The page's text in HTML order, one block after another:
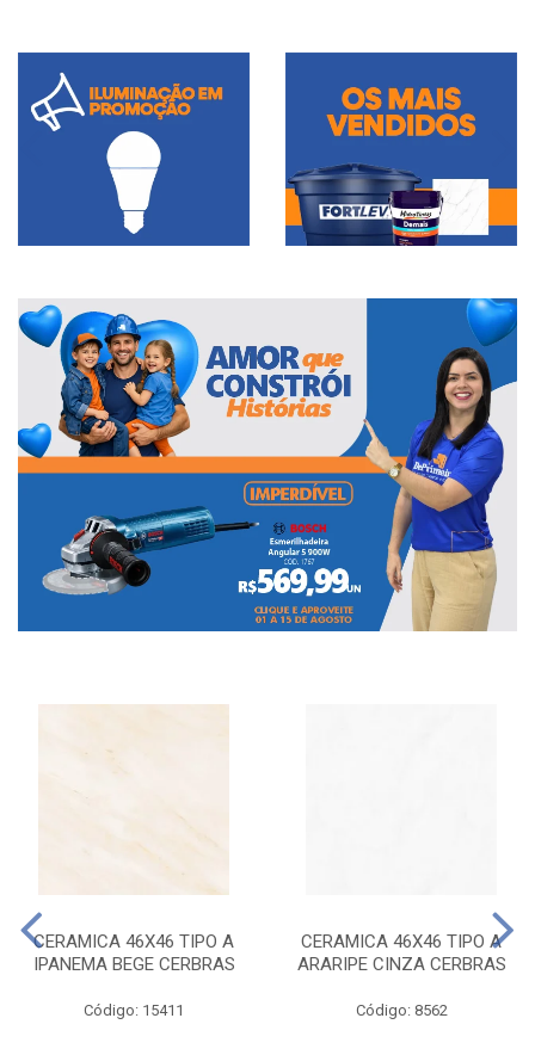
CERAMICA 46X46 TIPO A
IPANEMA BEGE CERBRAS
Código: 15411
CERAMICA 46X46 TIPO A
ARARIPE CINZA CERBRAS
Código: 8562